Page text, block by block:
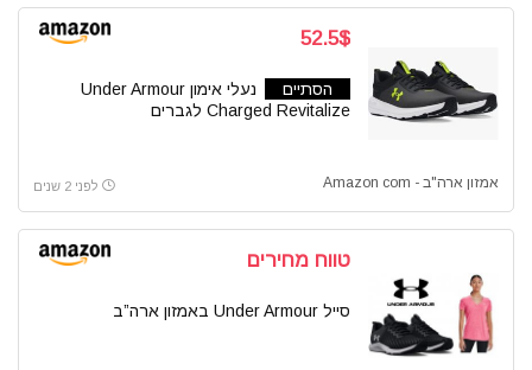
52.5$
הסתיים
נעלי אימון Under Armour
Charged Revitalize לגברים
אמזון ארה"ב - Amazon com לפני 2 שנים
טווח מחירים
סייל Under Armour באמזון ארה”ב